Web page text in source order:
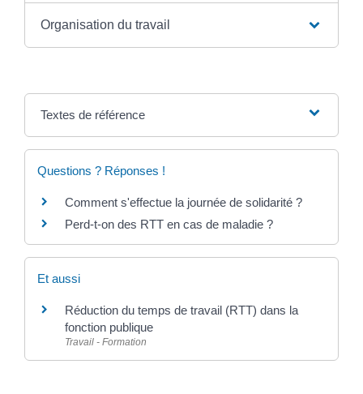
Organisation du travail
Textes de référence
Questions ? Réponses !
Comment s'effectue la journée de solidarité ?
Perd-t-on des RTT en cas de maladie ?
Et aussi
Réduction du temps de travail (RTT) dans la
fonction publique
Travail - Formation